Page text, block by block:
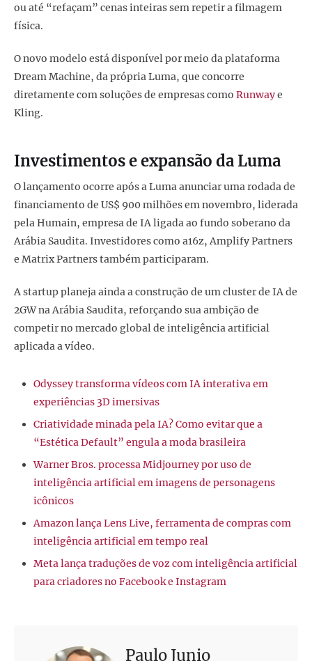
ou até “refaçam” cenas inteiras sem repetir a filmagem
física.
O novo modelo está disponível por meio da plataforma
Dream Machine, da própria Luma, que concorre
diretamente com soluções de empresas como Runwaye
Kling.
Investimentos e expansão da Luma
O lançamento ocorre após a Luma anunciar uma rodada de
financiamento de US$ 900 milhões em novembro, liderada
pela Humain, empresa de IA ligada ao fundo soberano da
Arábia Saudita. Investidores como a16z, Amplify Partners
e Matrix Partners também participaram.
A startup planeja ainda a construção de um cluster de IA de
2GW na Arábia Saudita, reforçando sua ambição de
competir no mercado global de inteligência artificial
aplicada a vídeo.
Odyssey transforma vídeos com IA interativa em
experiências 3D imersivas
Criatividade minada pela IA? Como evitar que a
“Estética Default” engula a moda brasileira
Warner Bros. processa Midjourney por uso de
inteligência artificial em imagens de personagens
icônicos
Amazon lança Lens Live, ferramenta de compras com
inteligência artificial em tempo real
Meta lança traduções de voz com inteligência artificial
para criadores no Facebook e Instagram
Paulo Junio